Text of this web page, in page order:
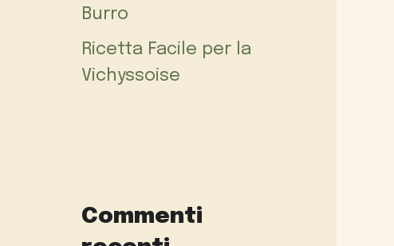
Burro
Ricetta Facile per la
Vichyssoise
Commenti